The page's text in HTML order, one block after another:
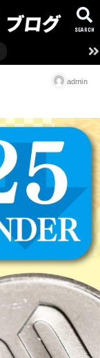
SEARCH
admin